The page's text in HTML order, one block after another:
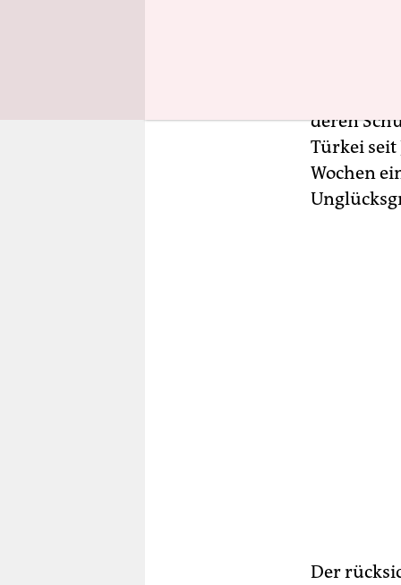
er mit
deren
Türkei seit
Wochen
Der